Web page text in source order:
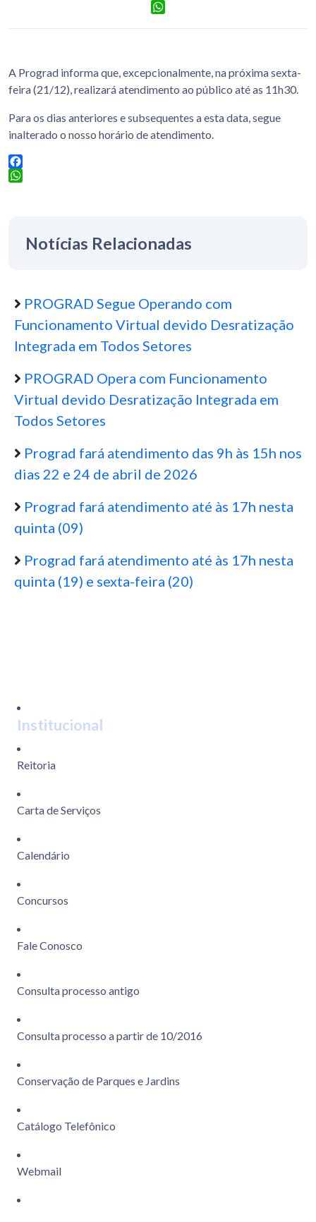
Facebook
A Prograd informa que, excepcionalmente, na próxima sexta-
feira (21/12), realizará atendimento ao público até as 11h30.
Para os dias anteriores e subsequentes a esta data, segue
inalterado o nosso horário de atendimento.
Facebook
Notícias Relacionadas
PROGRAD Segue Operando com
Funcionamento Virtual devido Desratização
Integrada em Todos Setores
PROGRAD Opera com Funcionamento
Virtual devido Desratização Integrada em
Todos Setores
Prograd fará atendimento das 9h às 15h nos
dias 22 e 24 de abril de 2026
Prograd fará atendimento até às 17h nesta
quinta (09)
Prograd fará atendimento até às 17h nesta
quinta (19) e sexta-feira (20)
Institucional
Reitoria
Carta de Serviços
Calendário
Concursos
Fale Conosco
Consulta processo antigo
Consulta processo a partir de 10/2016
Conservação de Parques e Jardins
Catálogo Telefônico
Webmail